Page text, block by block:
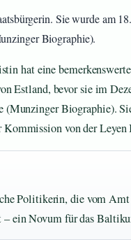
Sie wurde am
Biographie).
hat eine
Estland, bevor sie im
(Munzinger Biographie).
von der
Politikerin, die vom
ein Novum für das